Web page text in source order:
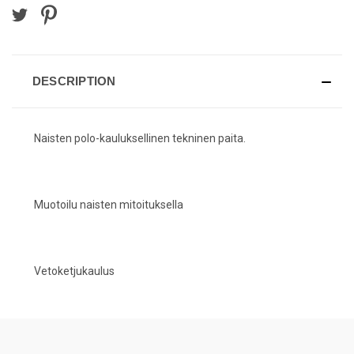
DESCRIPTION
Naisten polo-kauluksellinen tekninen paita.
Muotoilu naisten mitoituksella
Vetoketjukaulus